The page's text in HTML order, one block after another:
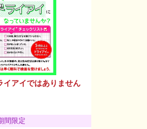
イアイではありません
間限定